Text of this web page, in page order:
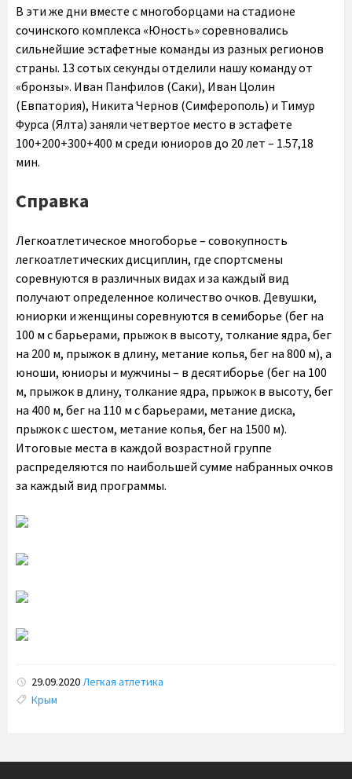
В эти же дни вместе с многоборцами на стадионе
сочинского комплекса «Юность» соревновались
сильнейшие эстафетные команды из разных регионов
страны. 13 сотых секунды отделили нашу команду от
«бронзы». Иван Панфилов (Саки), Иван Цолин
(Евпатория), Никита Чернов (Симферополь) и Тимур
Фурса (Ялта) заняли четвертое место в эстафете
100+200+300+400 м среди юниоров до 20 лет – 1.57,18
мин.
Справка
Легкоатлетическое многоборье – совокупность
легкоатлетических дисциплин, где спортсмены
соревнуются в различных видах и за каждый вид
получают определенное количество очков. Девушки,
юниорки и женщины соревнуются в семиборье (бег на
100 м с барьерами, прыжок в высоту, толкание ядра, бег
на 200 м, прыжок в длину, метание копья, бег на 800 м), а
юноши, юниоры и мужчины – в десятиборье (бег на 100
м, прыжок в длину, толкание ядра, прыжок в высоту, бег
на 400 м, бег на 110 м с барьерами, метание диска,
прыжок с шестом, метание копья, бег на 1500 м).
Итоговые места в каждой возрастной группе
распределяются по наибольшей сумме набранных очков
за каждый вид программы.
29.09.2020Легкая атлетика
Tags:
Крым